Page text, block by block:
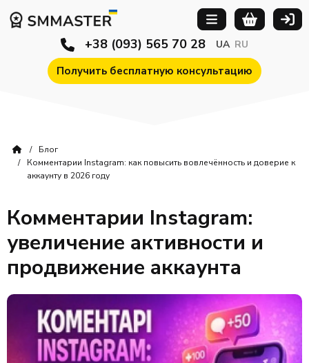
Получить бесплатную консультацию
+38 (093) 565 70 28 UA RU
Блог
Комментарии Instagram: как повысить вовлечённость и доверие к
аккаунту в 2026 году
Комментарии Instagram:
увеличение активности и
продвижение аккаунта